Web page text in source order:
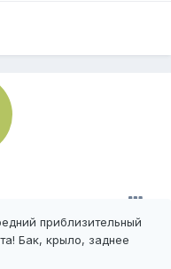
приблизительный
Бак, крыло, заднее